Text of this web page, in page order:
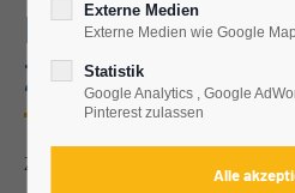
Zusammenarbeit bringt Vorteile,
Externe Medien
Externe Medien wie Google
Statistik
Google Analytics , Google
Pinterest zulassen